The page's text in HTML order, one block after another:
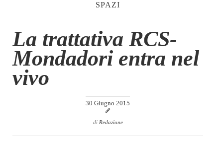
Chi siamo
Contatti
Eventi
SPAZI
La trattativa RCS-
Mondadori entra nel
vivo
30 Giugno 2015
di Redazione